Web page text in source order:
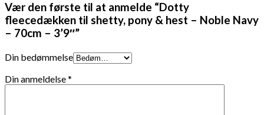
Vær den første til at anmelde “Dotty
fleecedækken til shetty, pony & hest – Noble Navy
– 70cm – 3’9″”
Din bedømmelse
Din anmeldelse*